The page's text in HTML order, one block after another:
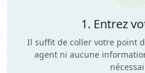
1. Entrez
Il suffit de coller votre point
agent ni aucune